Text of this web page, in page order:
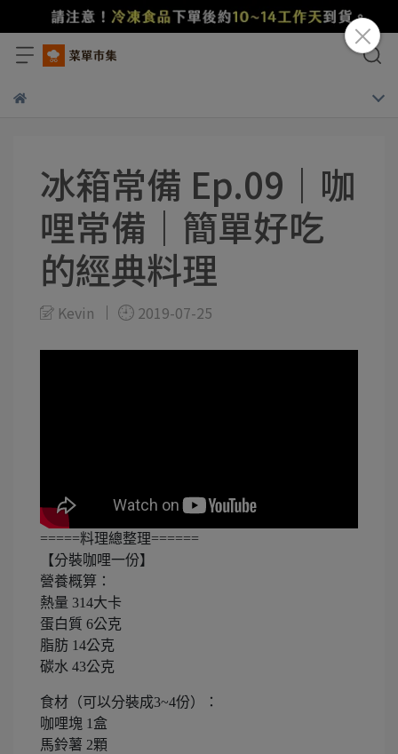
冰箱常備 Ep.09｜咖
哩常備｜簡單好吃
的經典料理
Kevin 2019-07-25
=====料理總整理======
【分裝咖哩一份】
營養概算：
熱量 314大卡
蛋白質 6公克
脂肪 14公克
碳水 43公克
食材（可以分裝成3~4份）：
咖哩塊 1盒
馬鈴薯 2顆